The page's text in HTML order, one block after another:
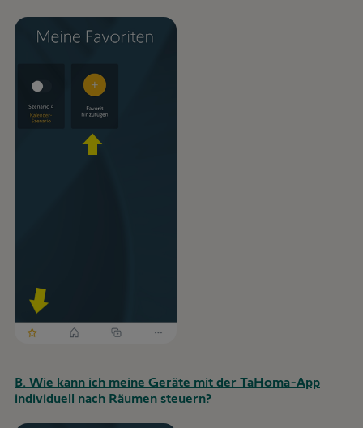
B. Wie kann ich meine Geräte mit der TaHoma-App
individuell nach Räumen steuern?